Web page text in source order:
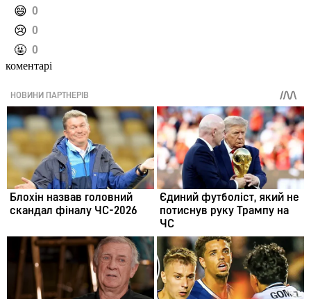
️😄 0
️😢 0
️🤬 0
коментарі